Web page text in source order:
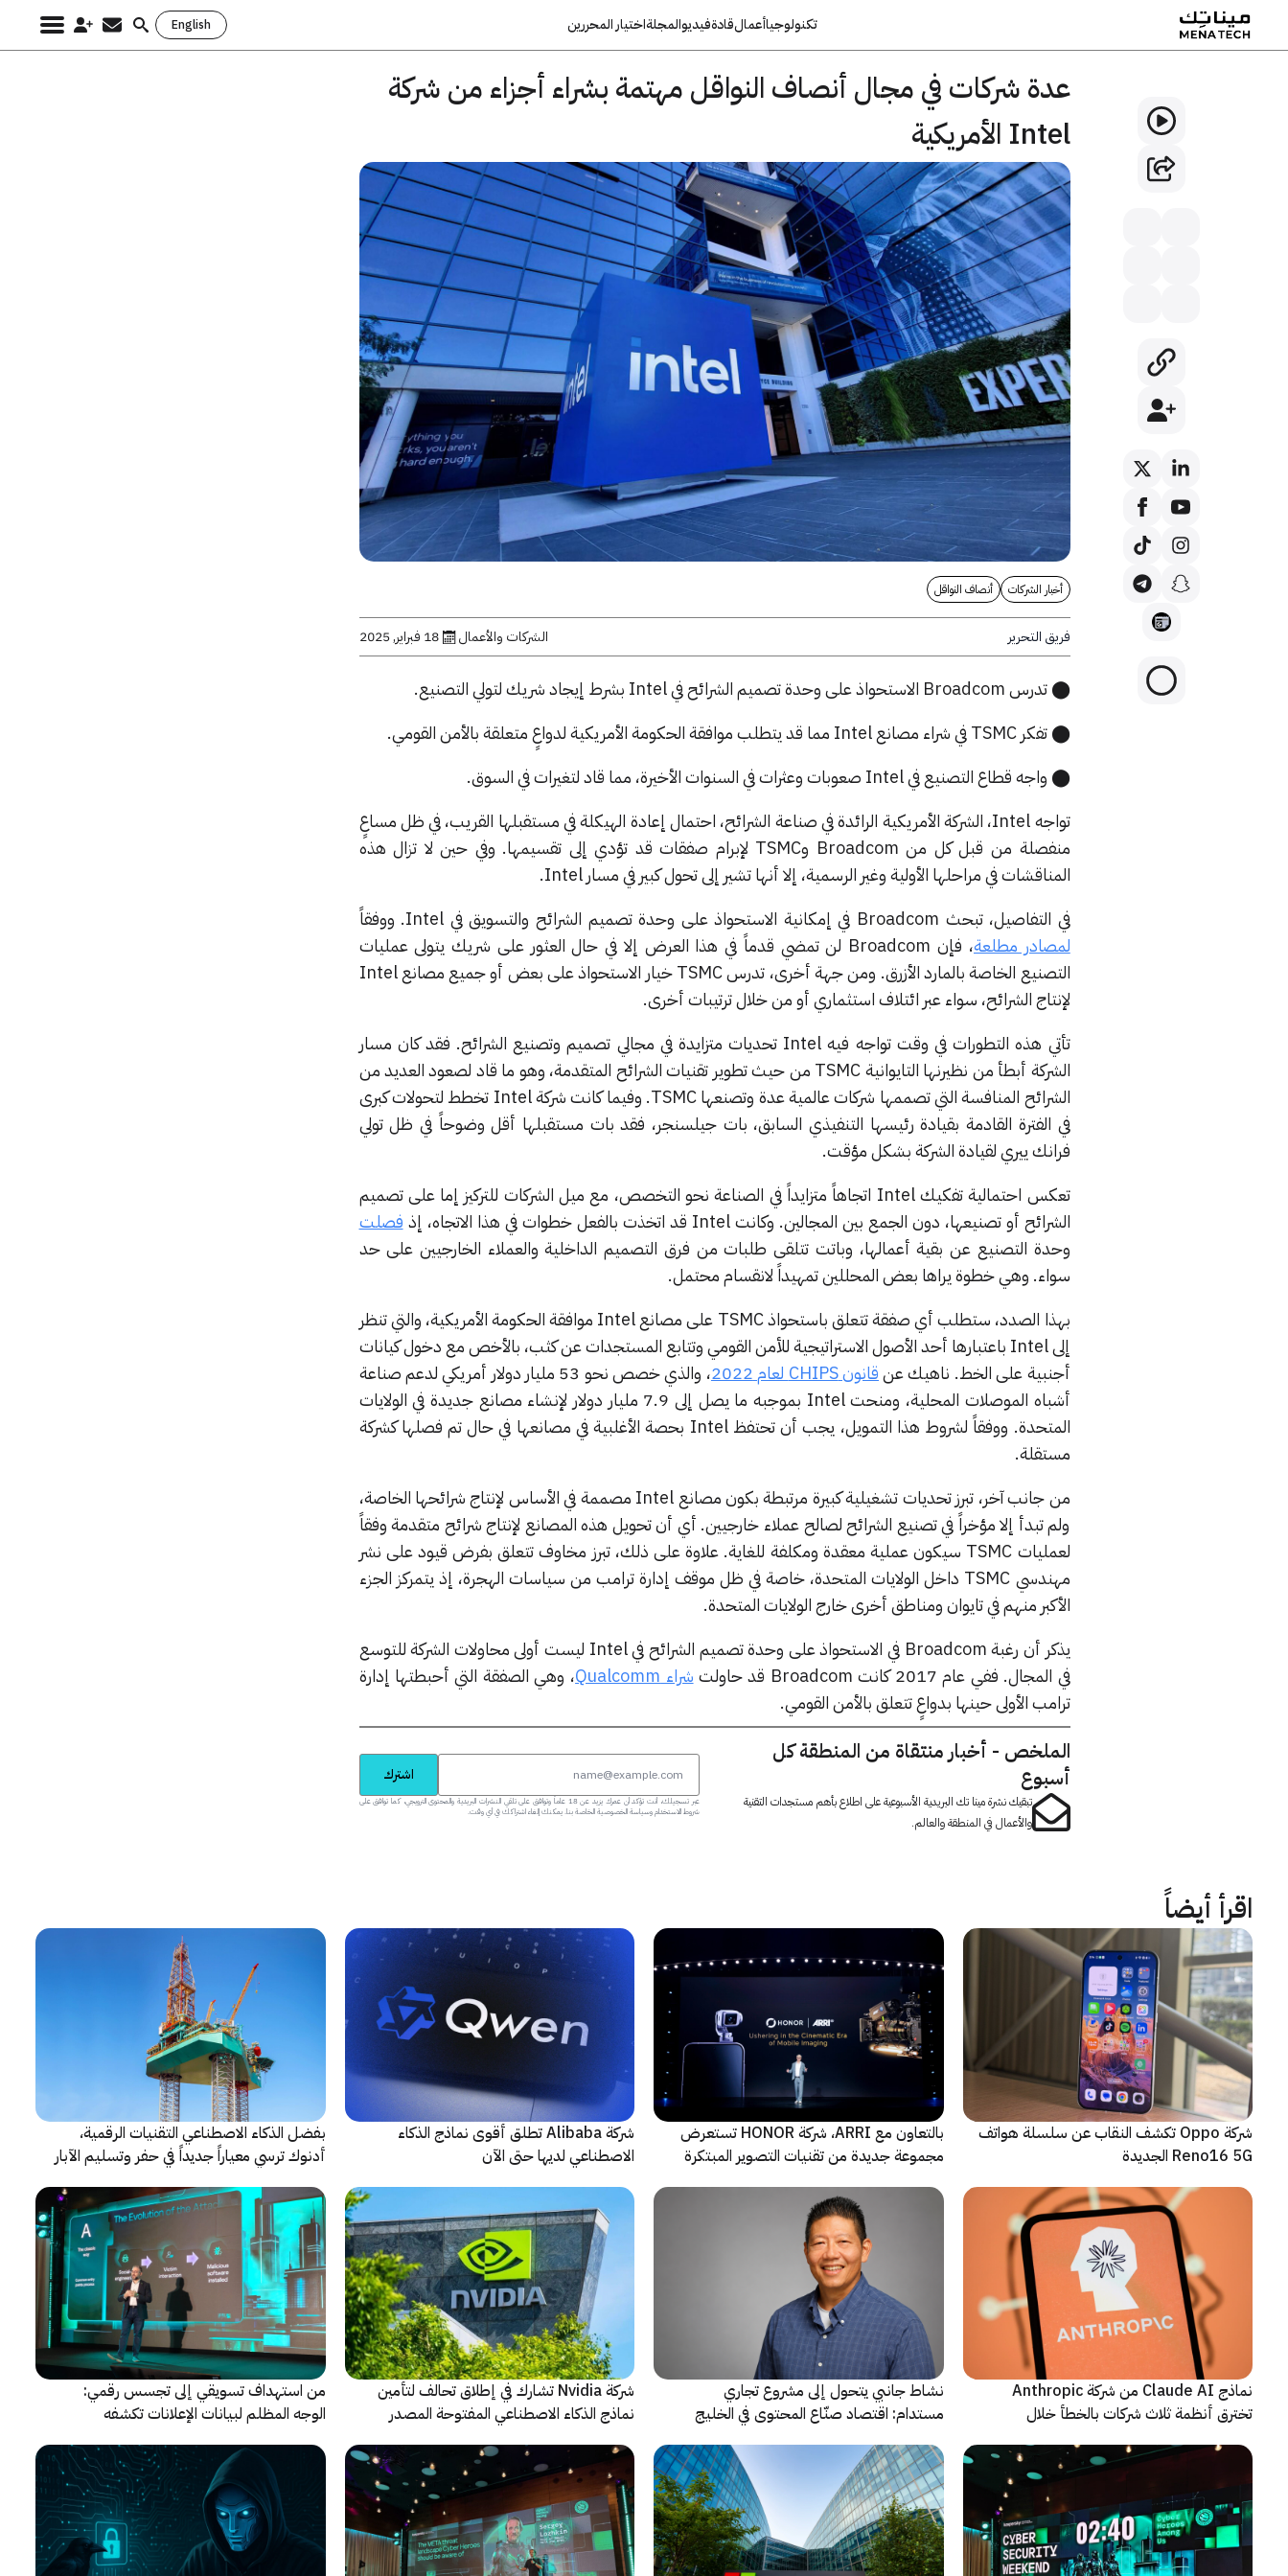
تكنولوجياأعمالقادةفيديوالمجلةاختيار المحررين English
Search
عدة شركات في مجال أنصاف النواقل مهتمة بشراء أجزاء من شركة
Intel الأمريكية
أخبار الشركات أنصاف النواقل
فريق التحرير الشركات والأعمال 18 فبراير, 2025
⬤ تدرس Broadcom الاستحواذ على وحدة تصميم الشرائح في Intel بشرط إيجاد شريك لتولي التصنيع.
⬤ تفكر TSMC في شراء مصانع Intel مما قد يتطلب موافقة الحكومة الأمريكية لدواعٍ متعلقة بالأمن القومي.
⬤ واجه قطاع التصنيع في Intel صعوبات وعثرات في السنوات الأخيرة، مما قاد لتغيرات في السوق.
تواجه Intel، الشركة الأمريكية الرائدة في صناعة الشرائح، احتمال إعادة الهيكلة في مستقبلها القريب، في ظل مساعٍ
منفصلة من قبل كل من Broadcom وTSMC لإبرام صفقات قد تؤدي إلى تقسيمها. وفي حين لا تزال هذه
المناقشات في مراحلها الأولية وغير الرسمية، إلا أنها تشير إلى تحول كبير في مسار Intel.
في التفاصيل، تبحث Broadcom في إمكانية الاستحواذ على وحدة تصميم الشرائح والتسويق في Intel. ووفقاً
لمصادر مطلعة
، فإن Broadcom لن تمضي قدماً في هذا العرض إلا في حال العثور على شريك يتولى عمليات
التصنيع الخاصة بالمارد الأزرق. ومن جهة أخرى، تدرس TSMC خيار الاستحواذ على بعض أو جميع مصانع Intel
لإنتاج الشرائح، سواء عبر ائتلاف استثماري أو من خلال ترتيبات أخرى.
تأتي هذه التطورات في وقت تواجه فيه Intel تحديات متزايدة في مجالي تصميم وتصنيع الشرائح. فقد كان مسار
الشركة أبطأ من نظيرنها التايوانية TSMC من حيث تطوير تقنيات الشرائح المتقدمة، وهو ما قاد لصعود العديد من
الشرائح المنافسة التي تصممها شركات عالمية عدة وتصنعها TSMC. وفيما كانت شركة Intel تخطط لتحولات كبرى
في الفترة القادمة بقيادة رئيسها التنفيذي السابق، بات جيلسنجر، فقد بات مستقبلها أقل وضوحاً في ظل تولي
فرانك ييري لقيادة الشركة بشكل مؤقت.
تعكس احتمالية تفكيك Intel اتجاهاً متزايداً في الصناعة نحو التخصص، مع ميل الشركات للتركيز إما على تصميم
الشرائح أو تصنيعها، دون الجمع بين المجالين. وكانت Intel قد اتخذت بالفعل خطوات في هذا الاتجاه، إذ
فصلت
وحدة التصنيع عن بقية أعمالها، وباتت تتلقى طلبات من فرق التصميم الداخلية والعملاء الخارجيين على حد
سواء. وهي خطوة يراها بعض المحللين تمهيداً لانقسام محتمل.
بهذا الصدد، ستطلب أي صفقة تتعلق باستحواذ TSMC على مصانع Intel موافقة الحكومة الأمريكية، والتي تنظر
إلى Intel باعتبارها أحد الأصول الاستراتيجية للأمن القومي وتتابع المستجدات عن كثب، بالأخص مع دخول كيانات
أجنبية على الخط. ناهيك عنقانون CHIPS لعام 2022
، والذي خصص نحو 53 مليار دولار أمريكي لدعم صناعة
أشباه الموصلات المحلية، ومنحت Intel بموجبه ما يصل إلى 7.9 مليار دولار لإنشاء مصانع جديدة في الولايات
المتحدة. ووفقاً لشروط هذا التمويل، يجب أن تحتفظ Intel بحصة الأغلبية في مصانعها في حال تم فصلها كشركة
مستقلة.
من جانب آخر، تبرز تحديات تشغيلية كبيرة مرتبطة بكون مصانع Intel مصممة في الأساس لإنتاج شرائحها الخاصة،
ولم تبدأ إلا مؤخراً في تصنيع الشرائح لصالح عملاء خارجيين. أي أن تحويل هذه المصانع لإنتاج شرائح متقدمة وفقاً
لعمليات TSMC سيكون عملية معقدة ومكلفة للغاية. علاوة على ذلك، تبرز مخاوف تتعلق بفرض قيود على نشر
مهندسي TSMC داخل الولايات المتحدة، خاصة في ظل موقف إدارة ترامب من سياسات الهجرة، إذ يتمركز الجزء
الأكبر منهم في تايوان ومناطق أخرى خارج الولايات المتحدة.
يذكر أن رغبة Broadcom في الاستحواذ على وحدة تصميم الشرائح في Intel ليست أولى محاولات الشركة للتوسع
في المجال. ففي عام 2017 كانت Broadcom قد حاولت
شراء Qualcomm
، وهي الصفقة التي أحبطتها إدارة
ترامب الأولى حينها بدواعٍ تتعلق بالأمن القومي.
الملخص - أخبار منتقاة من المنطقة كل
أسبوع
تبقيك نشرة مينا تك البريدية الأسبوعية على اطلاع بأهم مستجدات التقنية
والأعمال في المنطقة والعالم.
اشترك
عبر تسجيلك، أنت تؤكد أن عمرك يزيد عن 18 عاماً وتوافق على تلقي النشرات البريدية والمحتوى الترويجي، كما توافق على
شروط الاستخدام وسياسة الخصوصية الخاصة بنا. يمكنك إلغاء اشتراكك في أي وقت.
اقرأ أيضاً
شركة Oppo تكشف النقاب عن سلسلة هواتف
Reno16 5G الجديدة
بالتعاون مع ARRI، شركة HONOR تستعرض
مجموعة جديدة من تقنيات التصوير المبتكرة
شركة Alibaba تطلق أقوى نماذج الذكاء
الاصطناعي لديها حتى الآن
بفضل الذكاء الاصطناعي التقنيات الرقمية،
أدنوك ترسي معياراً جديداً في حفر وتسليم الآبار
نماذج Claude AI من شركة Anthropic
تخترق أنظمة ثلاث شركات بالخطأ خلال
نشاط جانبي يتحول إلى مشروع تجاري
مستدام: اقتصاد صنّاع المحتوى في الخليج
شركة Nvidia تشارك في إطلاق تحالف لتأمين
نماذج الذكاء الاصطناعي المفتوحة المصدر
من استهداف تسويقي إلى تجسس رقمي:
الوجه المظلم لبيانات الإعلانات تكشفه